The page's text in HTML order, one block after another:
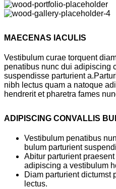
MAECENAS IACULIS
Vestibulum curae torquent
penatibus nunc dui adipiscing
suspendisse parturient
nibh lectus quam a natoque
hendrerit et pharetra fames
ADIPISCING CONVALLIS
Vestibulum penatibus
bulum parturient
Abitur parturient
adipiscing a vestibulum
Diam parturient dictumst
lectus.